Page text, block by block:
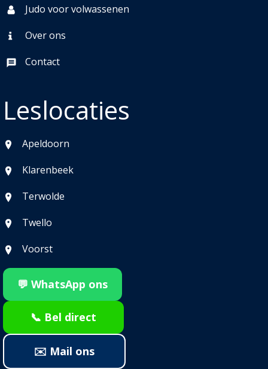
Judo voor volwassenen
Over ons
Contact
Leslocaties
Apeldoorn
Klarenbeek
Terwolde
Twello
Voorst
💬 WhatsApp ons
📞 Bel direct
✉️ Mail ons